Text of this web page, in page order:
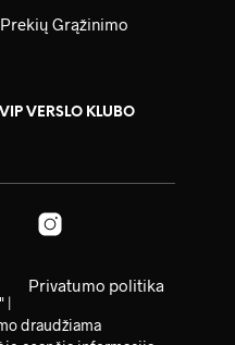
Grąžinimo
VERSLO KLUBO
Privatumo politika
|
draudžiama